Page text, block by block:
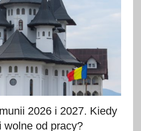
2026 i 2027. Kiedy
wolne od pracy?